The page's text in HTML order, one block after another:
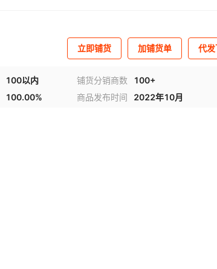
库存44322个
库存44284个
立即铺货 加铺货单 代
100以内 铺货分销商数
100+
100.00% 商品发布时间 2022年10月